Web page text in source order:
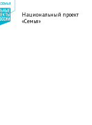
Национальный проект
«Семья»